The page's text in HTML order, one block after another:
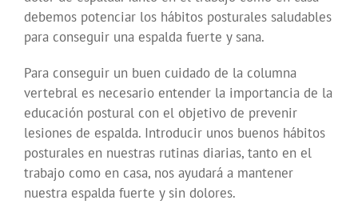
debemos potenciar los hábitos posturales saludables
para conseguir una espalda fuerte y sana.
Para conseguir un buen cuidado de la columna
vertebral es necesario entender la importancia de la
educación postural con el objetivo de prevenir
lesiones de espalda. Introducir unos buenos hábitos
posturales en nuestras rutinas diarias, tanto en el
trabajo como en casa, nos ayudará a mantener
nuestra espalda fuerte y sin dolores.